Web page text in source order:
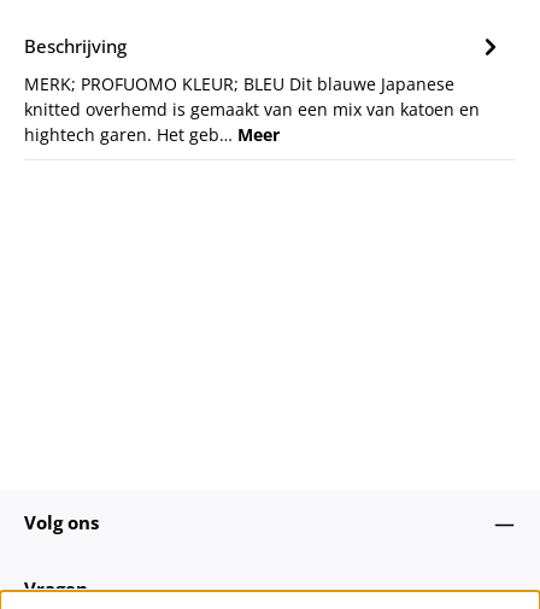
Beschrijving
MERK; PROFUOMO KLEUR; BLEU Dit blauwe Japanese
knitted overhemd is gemaakt van een mix van katoen en
hightech garen. Het geb… Meer
Volg ons
Vragen